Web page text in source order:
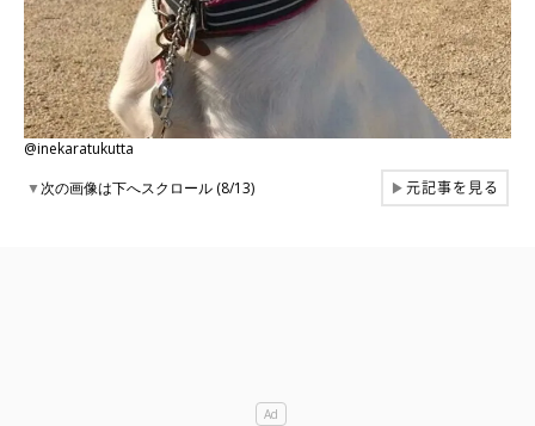
@inekaratukutta
▼次の画像は下へスクロール (8/13) ▶元記事を見る